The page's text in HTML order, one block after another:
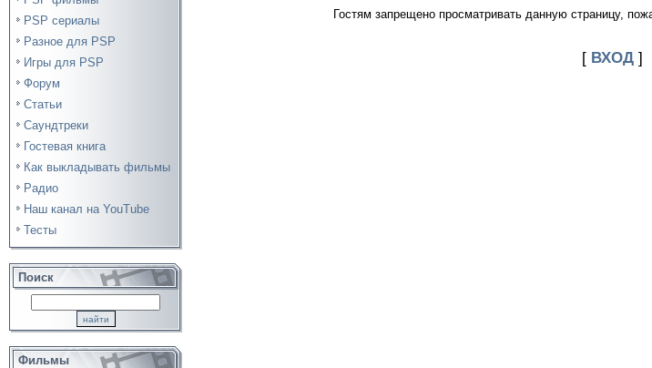
PSP сериалы
Разное для PSP
Игры для PSP
Форум
Статьи
Саундтреки
Гостевая книга
Как выкладывать фильмы
Радио
Наш канал на YouTube
Тесты
Поиск
Фильмы
Гостям запрещено просматривать данную страницу,
[ ВХОД]